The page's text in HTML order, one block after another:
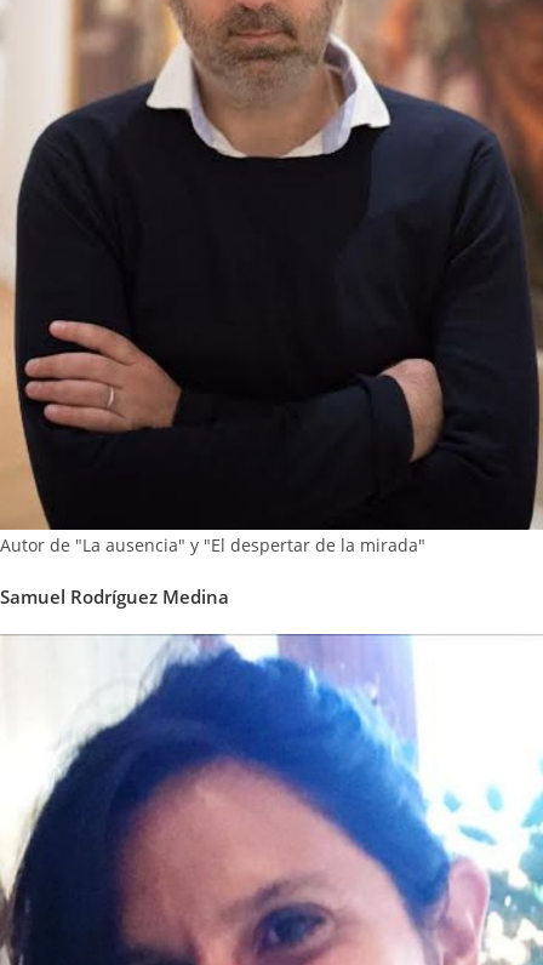
Autor de "La ausencia" y "El despertar de la mirada"
Samuel Rodríguez Medina